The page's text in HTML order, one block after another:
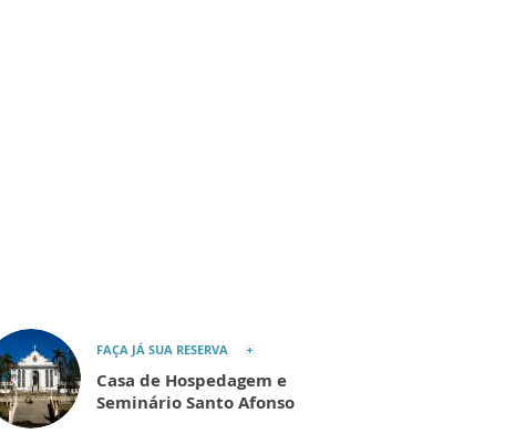
FAÇA JÁ SUA RESERVA
Casa de Hospedagem e
Seminário Santo Afonso